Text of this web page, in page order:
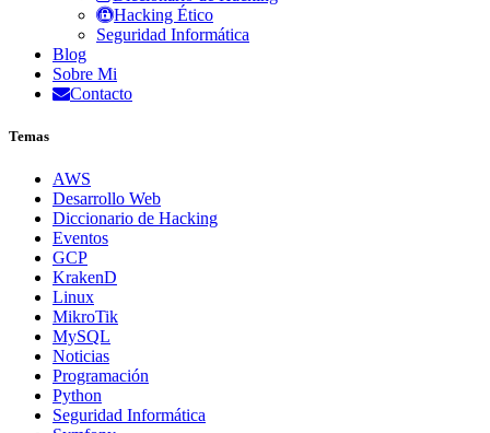
Hacking Ético
Seguridad Informática
Blog
Sobre Mi
Contacto
Temas
AWS
Desarrollo Web
Diccionario de Hacking
Eventos
GCP
KrakenD
Linux
MikroTik
MySQL
Noticias
Programación
Python
Seguridad Informática